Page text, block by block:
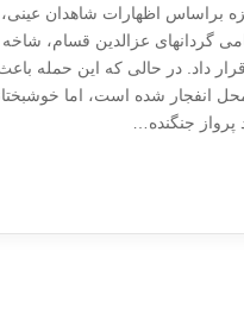
براساس اظهارات شاهدان
گردانهای عزالدین قسام،
داد. در حالی که این حمله
انفجار شده است، اما
جنگنده…